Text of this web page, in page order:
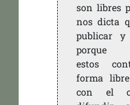
son libres
nos dicta
publicar
porque
estos
forma
con el